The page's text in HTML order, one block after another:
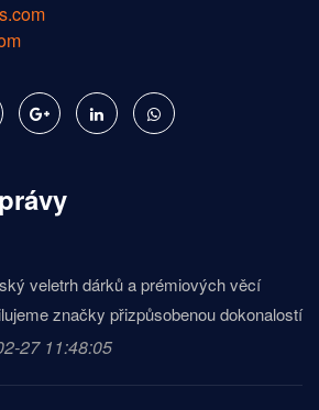
veletrh dárků a prémiových věcí
značky přizpůsobenou dokonalostí
27 11:48:05